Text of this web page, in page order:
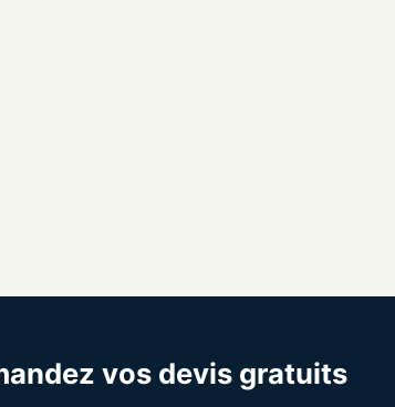
vos devis gratuits